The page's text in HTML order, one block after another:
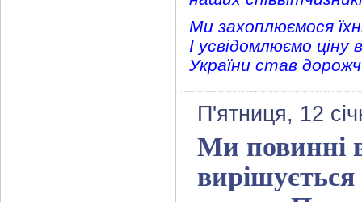
Ми захоплюємося
І усвідомлюємо
України став
П'ятниця, 12
Ми повинні
вирішується